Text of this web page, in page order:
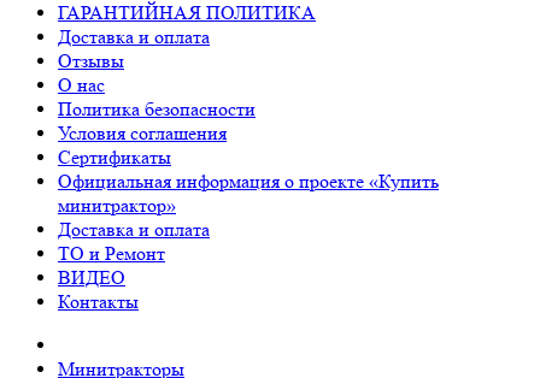
ГАРАНТИЙНАЯ ПОЛИТИКА
Доставка и оплата
Отзывы
О нас
Политика безопасности
Условия соглашения
Сертификаты
Официальная информация о проекте «Купить
минитрактор»
Доставка и оплата
ТО и Ремонт
ВИДЕО
Контакты
Минитракторы